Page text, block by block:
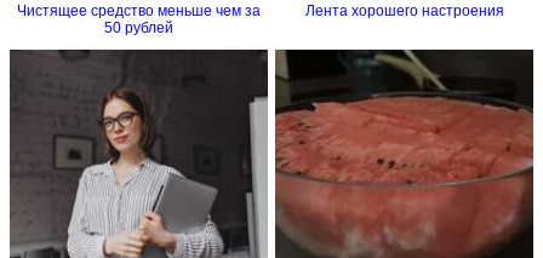
Чистящее средство меньше чем за
50 рублей
Лента хорошего настроения